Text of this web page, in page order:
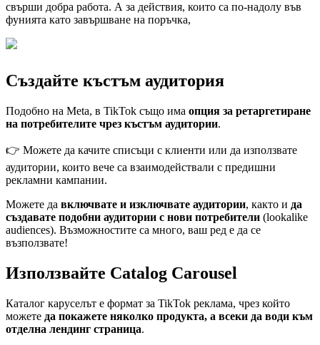
свърши добра работа. А за действия, които са по-надолу във
фунията като завършване на поръчка,
Създайте къстъм аудитория
Подобно на Meta, в TikTok също има опция за ретаргетиране
на потребителите чрез къстъм аудитории.
👉 Можете да качите списъци с клиенти или да използвате
аудитории, които вече са взаимодействали с предишни
рекламни кампании.
Можете да включвате и изключвате аудитории, както и да
създавате подобни аудитории с нови потребители (lookalike
audiences). Възможностите са много, ваш ред е да се
възползвате!
Използвайте Catalog Carousel
Каталог каруселът е формат за TikTok реклама, чрез който
можете да покажете няколко продукта, а всеки да води към
отделна лендинг страница.